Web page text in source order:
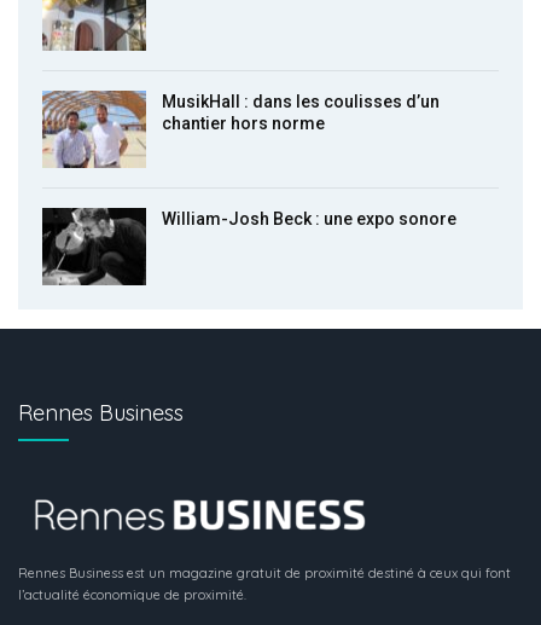
MusikHall : dans les coulisses d’un
chantier hors norme
William-Josh Beck : une expo sonore
Rennes Business
Rennes Business est un magazine gratuit de proximité destiné à ceux qui font
l’actualité économique de proximité.